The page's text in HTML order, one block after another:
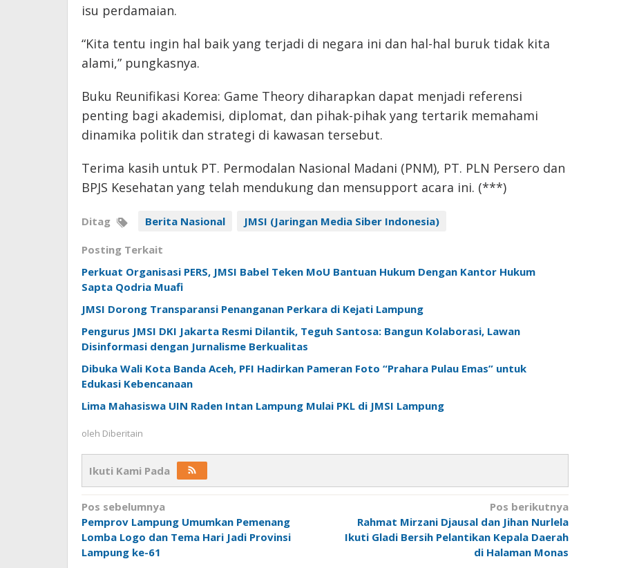
isu perdamaian.
“Kita tentu ingin hal baik yang terjadi di negara ini dan hal-hal buruk tidak kita
alami,” pungkasnya.
Buku Reunifikasi Korea: Game Theory diharapkan dapat menjadi referensi
penting bagi akademisi, diplomat, dan pihak-pihak yang tertarik memahami
dinamika politik dan strategi di kawasan tersebut.
Terima kasih untuk PT. Permodalan Nasional Madani (PNM), PT. PLN Persero dan
BPJS Kesehatan yang telah mendukung dan mensupport acara ini. (***)
Ditag Berita Nasional JMSI (Jaringan Media Siber Indonesia)
Posting Terkait
Perkuat Organisasi PERS, JMSI Babel Teken MoU Bantuan Hukum Dengan Kantor Hukum
Sapta Qodria Muafi
JMSI Dorong Transparansi Penanganan Perkara di Kejati Lampung
Pengurus JMSI DKI Jakarta Resmi Dilantik, Teguh Santosa: Bangun Kolaborasi, Lawan
Disinformasi dengan Jurnalisme Berkualitas
Dibuka Wali Kota Banda Aceh, PFI Hadirkan Pameran Foto “Prahara Pulau Emas” untuk
Edukasi Kebencanaan
Lima Mahasiswa UIN Raden Intan Lampung Mulai PKL di JMSI Lampung
oleh Diberitain
Ikuti Kami Pada
Navigasi
pos
Pos sebelumnya
Pemprov Lampung Umumkan Pemenang
Lomba Logo dan Tema Hari Jadi Provinsi
Lampung ke-61
Pos berikutnya
Rahmat Mirzani Djausal dan Jihan Nurlela
Ikuti Gladi Bersih Pelantikan Kepala Daerah
di Halaman Monas